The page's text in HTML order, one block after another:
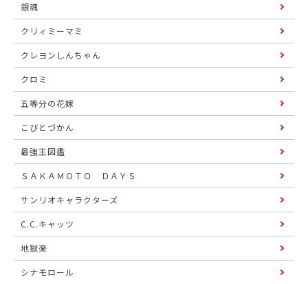
銀魂
クリィミーマミ
クレヨンしんちゃん
クロミ
五等分の花嫁
こびとづかん
最強王図鑑
ＳＡＫＡＭＯＴＯ ＤＡＹＳ
サンリオキャラクターズ
C.C.キャッツ
地獄楽
シナモロール